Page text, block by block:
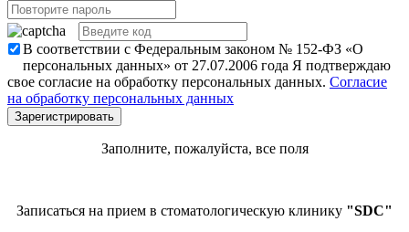
В соответствии с Федеральным законом № 152-ФЗ «О
персональных данных» от 27.07.2006 года Я подтверждаю
свое согласие на обработку персональных данных. Согласие
на обработку персональных данных
Заполните, пожалуйста, все поля
Записаться на прием в стоматологическую клинику "SDC"